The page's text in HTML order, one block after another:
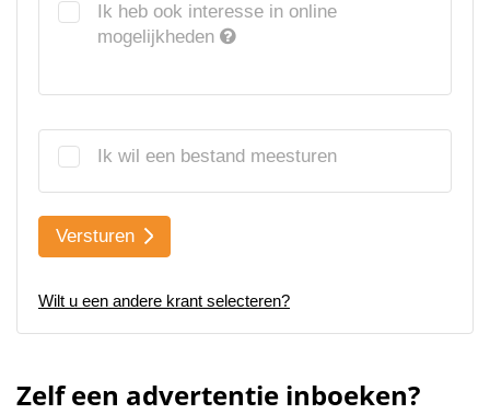
Ik heb ook interesse in online
mogelijkheden
Ik wil een bestand meesturen
Versturen
Wilt u een andere krant selecteren?
Zelf een advertentie inboeken?